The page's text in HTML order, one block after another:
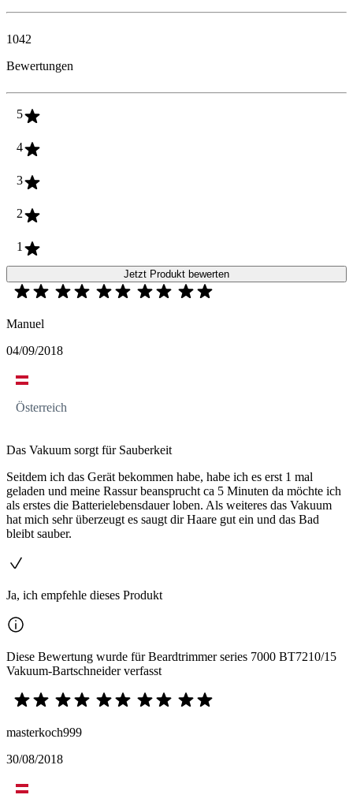
1042
Bewertungen
5
4
3
2
1
Jetzt Produkt bewerten
Manuel
04/09/2018
Österreich
Das Vakuum sorgt für Sauberkeit
Seitdem ich das Gerät bekommen habe, habe ich es erst 1 mal
geladen und meine Rassur beansprucht ca 5 Minuten da möchte ich
als erstes die Batterielebensdauer loben. Als weiteres das Vakuum
hat mich sehr überzeugt es saugt dir Haare gut ein und das Bad
bleibt sauber.
Ja, ich empfehle dieses Produkt
Diese Bewertung wurde für Beardtrimmer series 7000 BT7210/15
Vakuum-Bartschneider verfasst
masterkoch999
30/08/2018